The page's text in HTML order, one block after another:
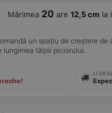
Mărimea 20 are 12,5 cm la
un spațiu de creștere de
lungimea tălpii piciorului.